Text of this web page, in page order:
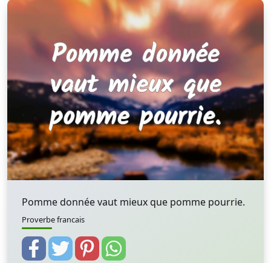
Pomme donnée vaut mieux que pomme pourrie.
Proverbe francais